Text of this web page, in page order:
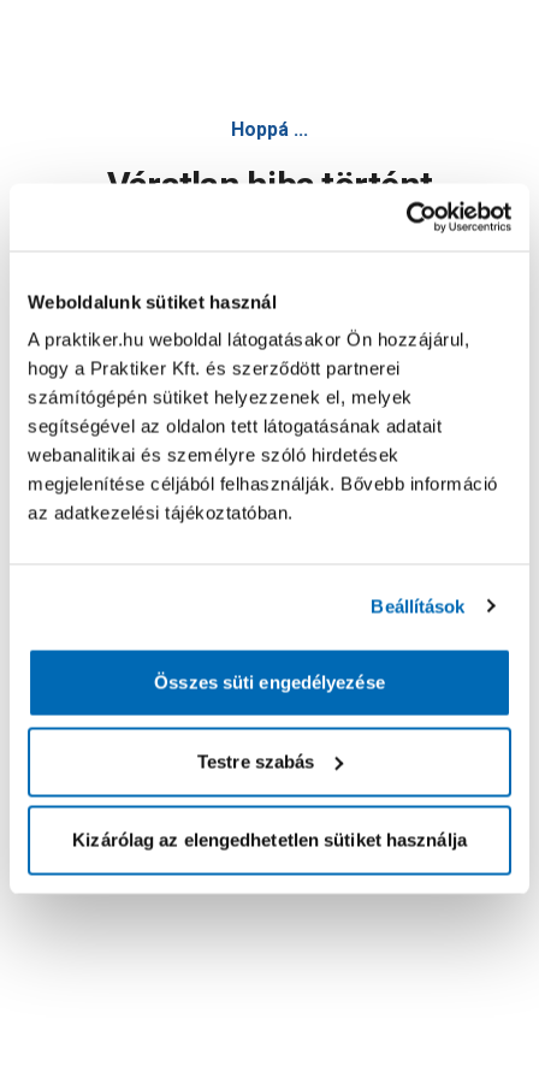
Weboldalunk sütiket használ
A praktiker.hu weboldal látogatásakor Ön hozzájárul,
hogy a Praktiker Kft. és szerződött partnerei
számítógépén sütiket helyezzenek el, melyek
segítségével az oldalon tett látogatásának adatait
webanalitikai és személyre szóló hirdetések
megjelenítése céljából felhasználják. Bővebb információ
az adatkezelési tájékoztatóban.
Beállítások
Összes süti engedélyezése
Testre szabás
Kizárólag az elengedhetetlen sütiket használja
Hoppá ...
Váratlan hiba történt
Oldal újratöltése